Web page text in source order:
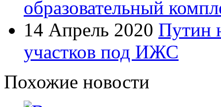
образовательный
14 Апрель 2020 Путин
участков под ИЖС
Похожие новости